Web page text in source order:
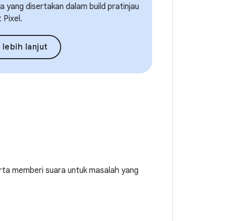
yang disertakan dalam build pratinjau
Pixel.
lebih lanjut
memberi suara untuk masalah yang